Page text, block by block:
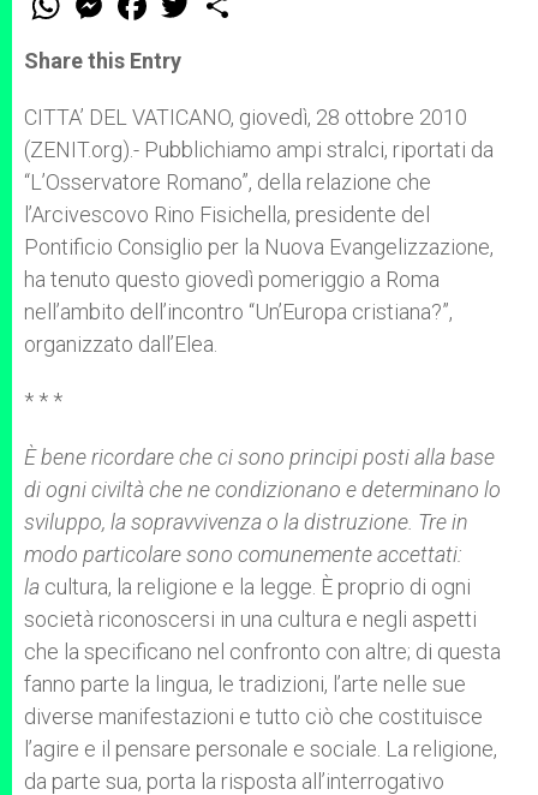
t
s
p
p
e
s
e
g
e
r
a
e
b
o
k
w
r
Share this Entry
CITTA’ DEL VATICANO, giovedì, 28 ottobre 2010
(ZENIT.org).- Pubblichiamo ampi stralci, riportati da
“L’Osservatore Romano”, della relazione che
l’Arcivescovo Rino Fisichella, presidente del
Pontificio Consiglio per la Nuova Evangelizzazione,
ha tenuto questo giovedì pomeriggio a Roma
nell’ambito dell’incontro “Un’Europa cristiana?”,
organizzato dall’Elea.
* * *
È bene ricordare che ci sono principi posti alla base
di ogni civiltà che ne condizionano e determinano lo
sviluppo, la sopravvivenza o la distruzione. Tre in
modo particolare sono comunemente accettati:
la cultura, la religione e la legge. È proprio di ogni
società riconoscersi in una cultura e negli aspetti
che la specificano nel confronto con altre; di questa
fanno parte la lingua, le tradizioni, l’arte nelle sue
diverse manifestazioni e tutto ciò che costituisce
l’agire e il pensare personale e sociale. La religione,
da parte sua, porta la risposta all’interrogativo